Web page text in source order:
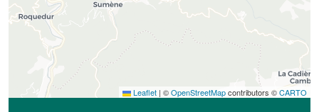
Leaflet | ©OpenStreetMapcontributors ©CARTO